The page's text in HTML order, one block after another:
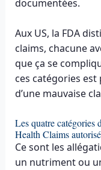
documentées.
Aux US, la FDA
claims, chacune
que ça se
ces catégories
d’une mauvaise
Les quatre catégories
Health Claims
Ce sont les
un nutriment ou